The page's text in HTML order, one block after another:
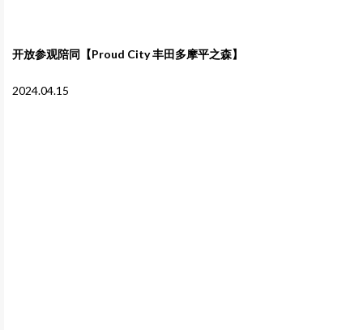
开放参观陪同【Proud City 丰田多摩平之森】
2024.04.15